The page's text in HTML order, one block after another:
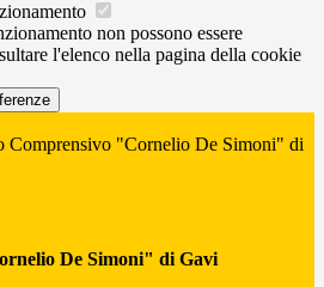
non possono essere
l'elenco nella pagina della cookie
Comprensivo "Cornelio De Simoni" di
De Simoni" di Gavi